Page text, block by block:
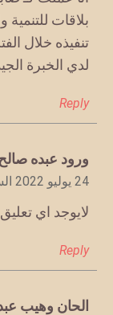
تنفيذه خلال الفترة بين 31ديسمبر
لدي الخبرة
Reply
يقول
ورود عبده
24 يوليو 2022 الساعة 4:14 م
لايوجد اي تعليق
Reply
يقول
الحان وهيب